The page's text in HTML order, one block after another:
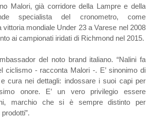
Malori, già corridore della Lampre e della
specialista del cronometro, come
vittoria mondiale Under 23 a Varese nel 2008
ai campionati iridati di Richmond nel 2015.
del noto brand italiano. “Nalini fa
ciclismo - racconta Malori -. E’ sinonimo di
e cura nei dettagli: indossare i suoi capi per
onore. E’ un vero privilegio essere
marchio che si è sempre distinto per